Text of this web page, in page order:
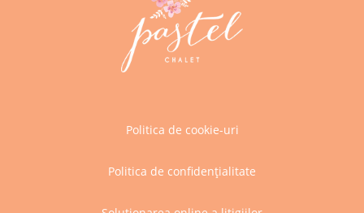
Politica de cookie-uri
Politica de confidențialitate